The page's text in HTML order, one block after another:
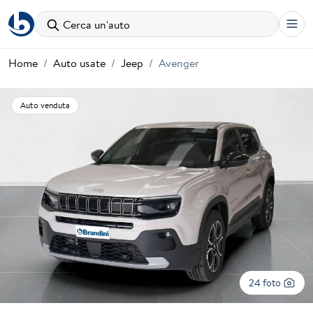
Cerca un'auto
Home Auto usate Jeep Avenger
Auto venduta
24 foto